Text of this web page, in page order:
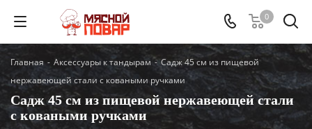
0
Главная - Аксессуары к тандырам - Садж 45 см из пищевой
нержавеющей стали с коваными ручками
Садж 45 см из пищевой нержавеющей стали
с коваными ручками